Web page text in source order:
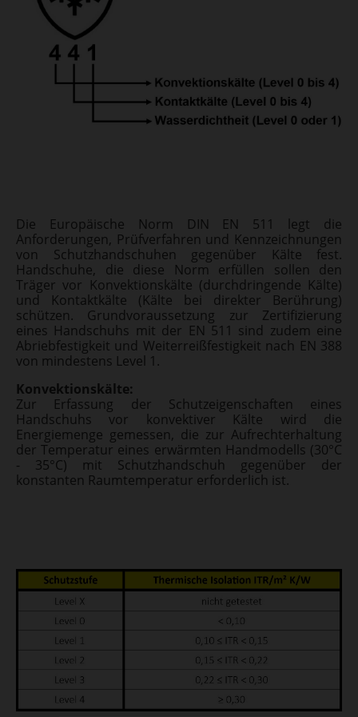
Die Europäische Norm DIN EN 511 legt die
Anforderungen, Prüfverfahren und Kennzeichnungen
von Schutzhandschuhen gegenüber Kälte fest.
Handschuhe, die diese Norm erfüllen sollen den
Träger vor Konvektionskälte (durchdringende Kälte)
und Kontaktkälte (Kälte bei direkter Berührung)
schützen. Grundvoraussetzung zur Zertifizierung
eines Handschuhs mit der EN 511 sind zudem eine
Abriebfestigkeit und Weiterreißfestigkeit nach EN 388
von mindestens Level 1.
Konvektionskälte:
Zur Erfassung der Schutzeigenschaften eines
Handschuhs vor konvektiver Kälte wird die
Energiemenge gemessen, die zur Aufrechterhaltung
der Temperatur eines erwärmten Handmodells (30°C
- 35°C) mit Schutzhandschuh gegenüber der
konstanten Raumtemperatur erforderlich ist.